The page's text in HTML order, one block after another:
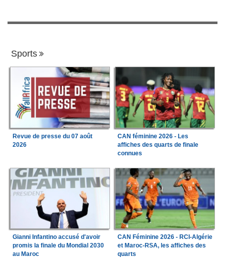
Sports
Revue de presse du 07 août
2026
CAN féminine 2026 - Les
affiches des quarts de finale
connues
Gianni Infantino accusé d'avoir
promis la finale du Mondial 2030
au Maroc
CAN Féminine 2026 - RCI-Algérie
et Maroc-RSA, les affiches des
quarts